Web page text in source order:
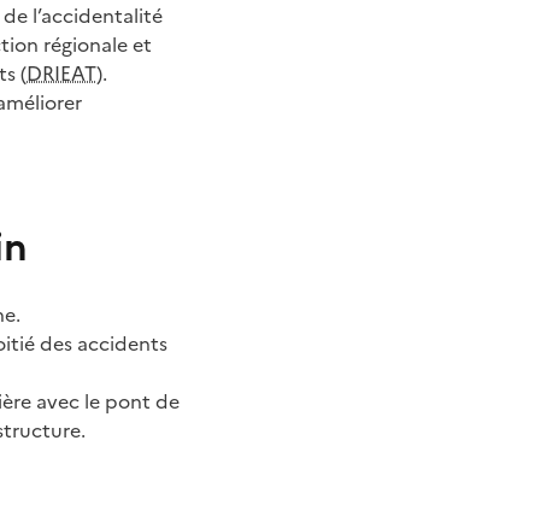
l’accidentalité
régionale et
(DRIEAT).
des accidents
avec le pont de